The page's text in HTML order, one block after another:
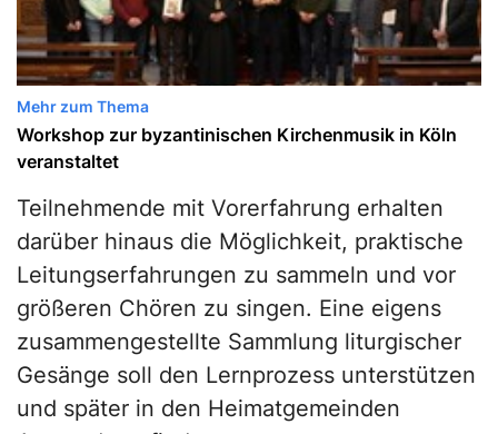
Mehr zum Thema
Workshop zur byzantinischen Kirchenmusik in Köln
veranstaltet
Teilnehmende mit Vorerfahrung erhalten
darüber hinaus die Möglichkeit, praktische
Leitungserfahrungen zu sammeln und vor
größeren Chören zu singen. Eine eigens
zusammengestellte Sammlung liturgischer
Gesänge soll den Lernprozess unterstützen
und später in den Heimatgemeinden